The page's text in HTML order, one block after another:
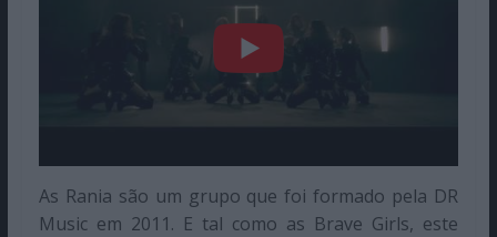
As Rania são um grupo que foi formado pela DR
Music em 2011. E tal como as Brave Girls, este